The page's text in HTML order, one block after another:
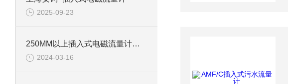
2025-09-23
250MM以上插入式电磁流量计的安装注意事项
2024-03-16